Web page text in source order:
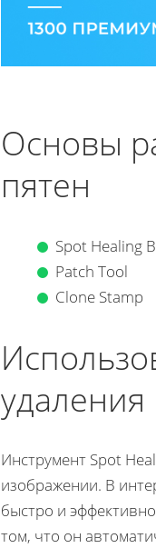
Основы
пятен
Spot Healing
Patch Tool
Clone Stamp
удаления
Инструмент Spot
изображении. В
быстро и
том, что он